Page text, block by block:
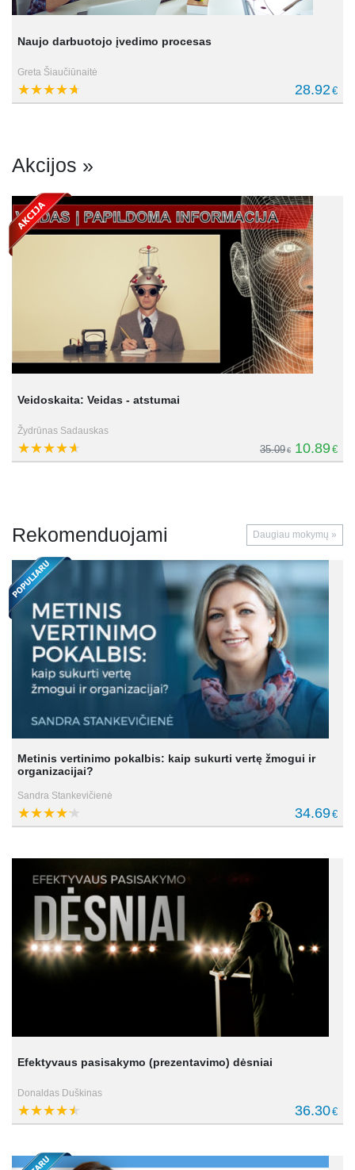
Naujo darbuotojo įvedimo procesas
Greta Šiaučiūnaitė
28.92€
Akcijos »
Veidoskaita: Veidas - atstumai
Žydrūnas Sadauskas
35.09€ 10.89€
Rekomenduojami Daugiau mokymų »
Metinis vertinimo pokalbis: kaip sukurti vertę žmogui ir
organizacijai?
Sandra Stankevičienė
34.69€
Efektyvaus pasisakymo (prezentavimo) dėsniai
Donaldas Duškinas
36.30€